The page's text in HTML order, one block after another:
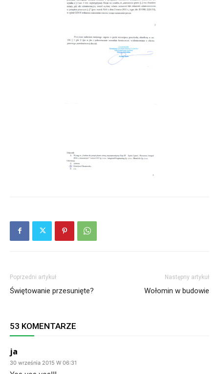
Poprzedni artykuł
Świętowanie przesunięte?
Następny artykuł
Wołomin w budowie
53 KOMENTARZE
ja
30 września 2015 W 06:31